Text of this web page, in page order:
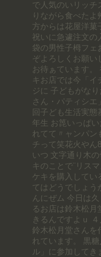
で人気のいリッチ
りながら食べた
方からは花屋洋菓
祝いに急遽注文の
袋の男性子栂フェ
ぞよろしくお願い
お待ぁています。
キお店では今「イ
ジに 子どもがな
さん・パティシ
回子ども生活実
年生 お箆いっぱ
れてて〃ャンパン
チって笑花火やん
いつ 文字通り木
キのことで¨リス
ケキを購入してい
てはどうでしょう
んにぜム 今日は
るお店は鈴木松月
きるんですよｕ
鈴木松月堂さんを
れています。 黒
ル」に参加してき